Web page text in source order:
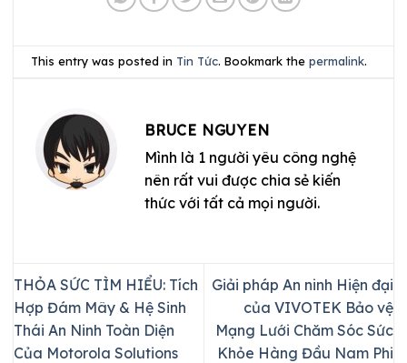
This entry was posted in Tin Tức. Bookmark thepermalink.
BRUCE NGUYEN
Mình là 1 người yêu công nghệ
nên rất vui được chia sẻ kiến
thức với tất cả mọi người.
THỎA SỨC TÌM HIỂU: Tích
Hợp Đám Mây & Hệ Sinh
Thái An Ninh Toàn Diện
Của Motorola Solutions
Giải pháp An ninh Hiện đại
của VIVOTEK Bảo vệ
Mạng Lưới Chăm Sóc Sức
Khỏe Hàng Đầu Nam Phi